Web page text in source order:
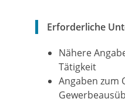
Erforderliche
Nähere
Tätigkeit
Angaben zum